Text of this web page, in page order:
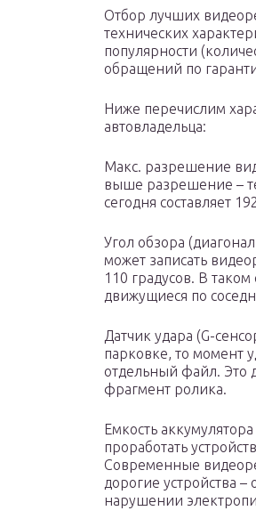
Отбор лучших
технических
популярности
обращений по
Ниже перечислим
автовладельца:
Макс. разрешение
выше разрешение –
сегодня составляет
Угол обзора
может записать
110 градусов. В
движущиеся по
Датчик удара (G-
парковке, то момент
отдельный файл. Это
фрагмент ролика.
Емкость
проработать
Современные
дорогие устройства
нарушении